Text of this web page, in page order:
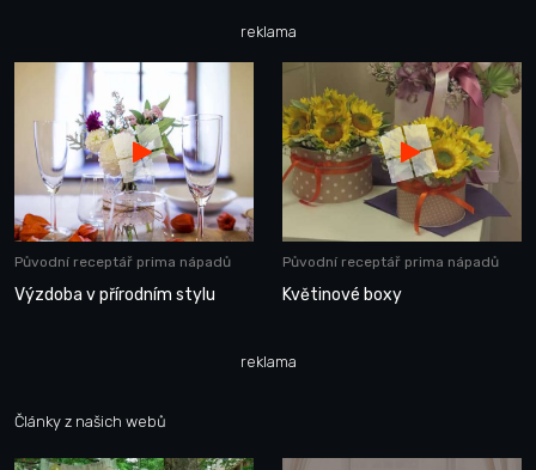
reklama
Původní receptář prima nápadů
Výzdoba v přírodním stylu
Původní receptář prima nápadů
Květinové boxy
reklama
Články z našich webů